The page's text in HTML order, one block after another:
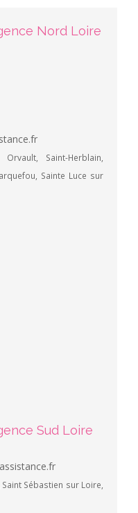
Nord Loire
Saint-Herblain,
Sainte Luce sur
Sud Loire
Sébastien sur Loire,